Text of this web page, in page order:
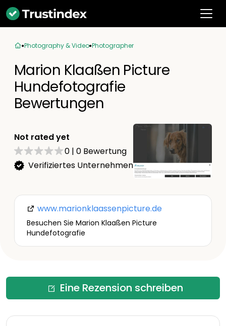
Photography & Video Photographer
Marion Klaaßen Picture
Hundefotografie
Bewertungen
Not rated yet
0 | 0 Bewertung
Verifiziertes Unternehmen
www.marionklaassenpicture.de
Besuchen Sie Marion Klaaßen Picture
Hundefotografie
Eine Rezension schreiben